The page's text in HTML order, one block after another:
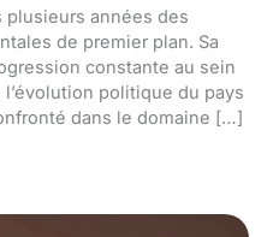
années des
de premier plan. Sa
constante au sein
politique du pays
dans le domaine […]